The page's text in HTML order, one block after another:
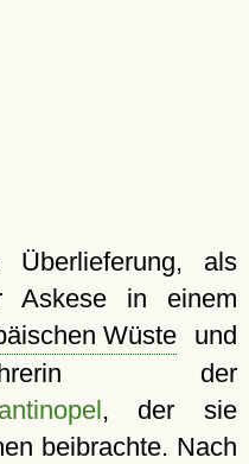
als
Askese in einem
Wüste und
der
, der sie
beibrachte. Nach